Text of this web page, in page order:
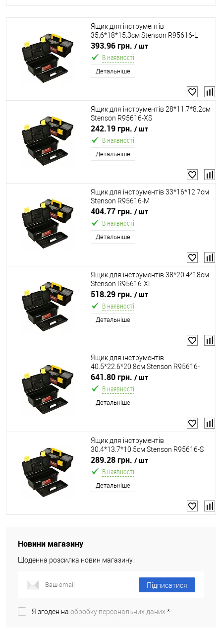
Ящик для інструментів
35.6*18*15.3см Stenson R95616-L
393.96 грн. / шт
В наявності
Детальніше
Ящик для інструментів 28*11.7*8.2см
Stenson R95616-XS
242.19 грн. / шт
В наявності
Детальніше
Ящик для інструментів 33*16*12.7см
Stenson R95616-M
404.77 грн. / шт
В наявності
Детальніше
Ящик для інструментів 38*20.4*18см
Stenson R95616-XL
518.29 грн. / шт
В наявності
Детальніше
Ящик для інструментів
40.5*22.6*20.8см Stenson R95616-
XXL
641.80 грн. / шт
В наявності
Детальніше
Ящик для інструментів
30.4*13.7*10.5см Stenson R95616-S
289.28 грн. / шт
В наявності
Детальніше
Новини магазину
Щоденна розсилка новин магазину.
Підписатися
Я згоден на обробку персональних даних.*